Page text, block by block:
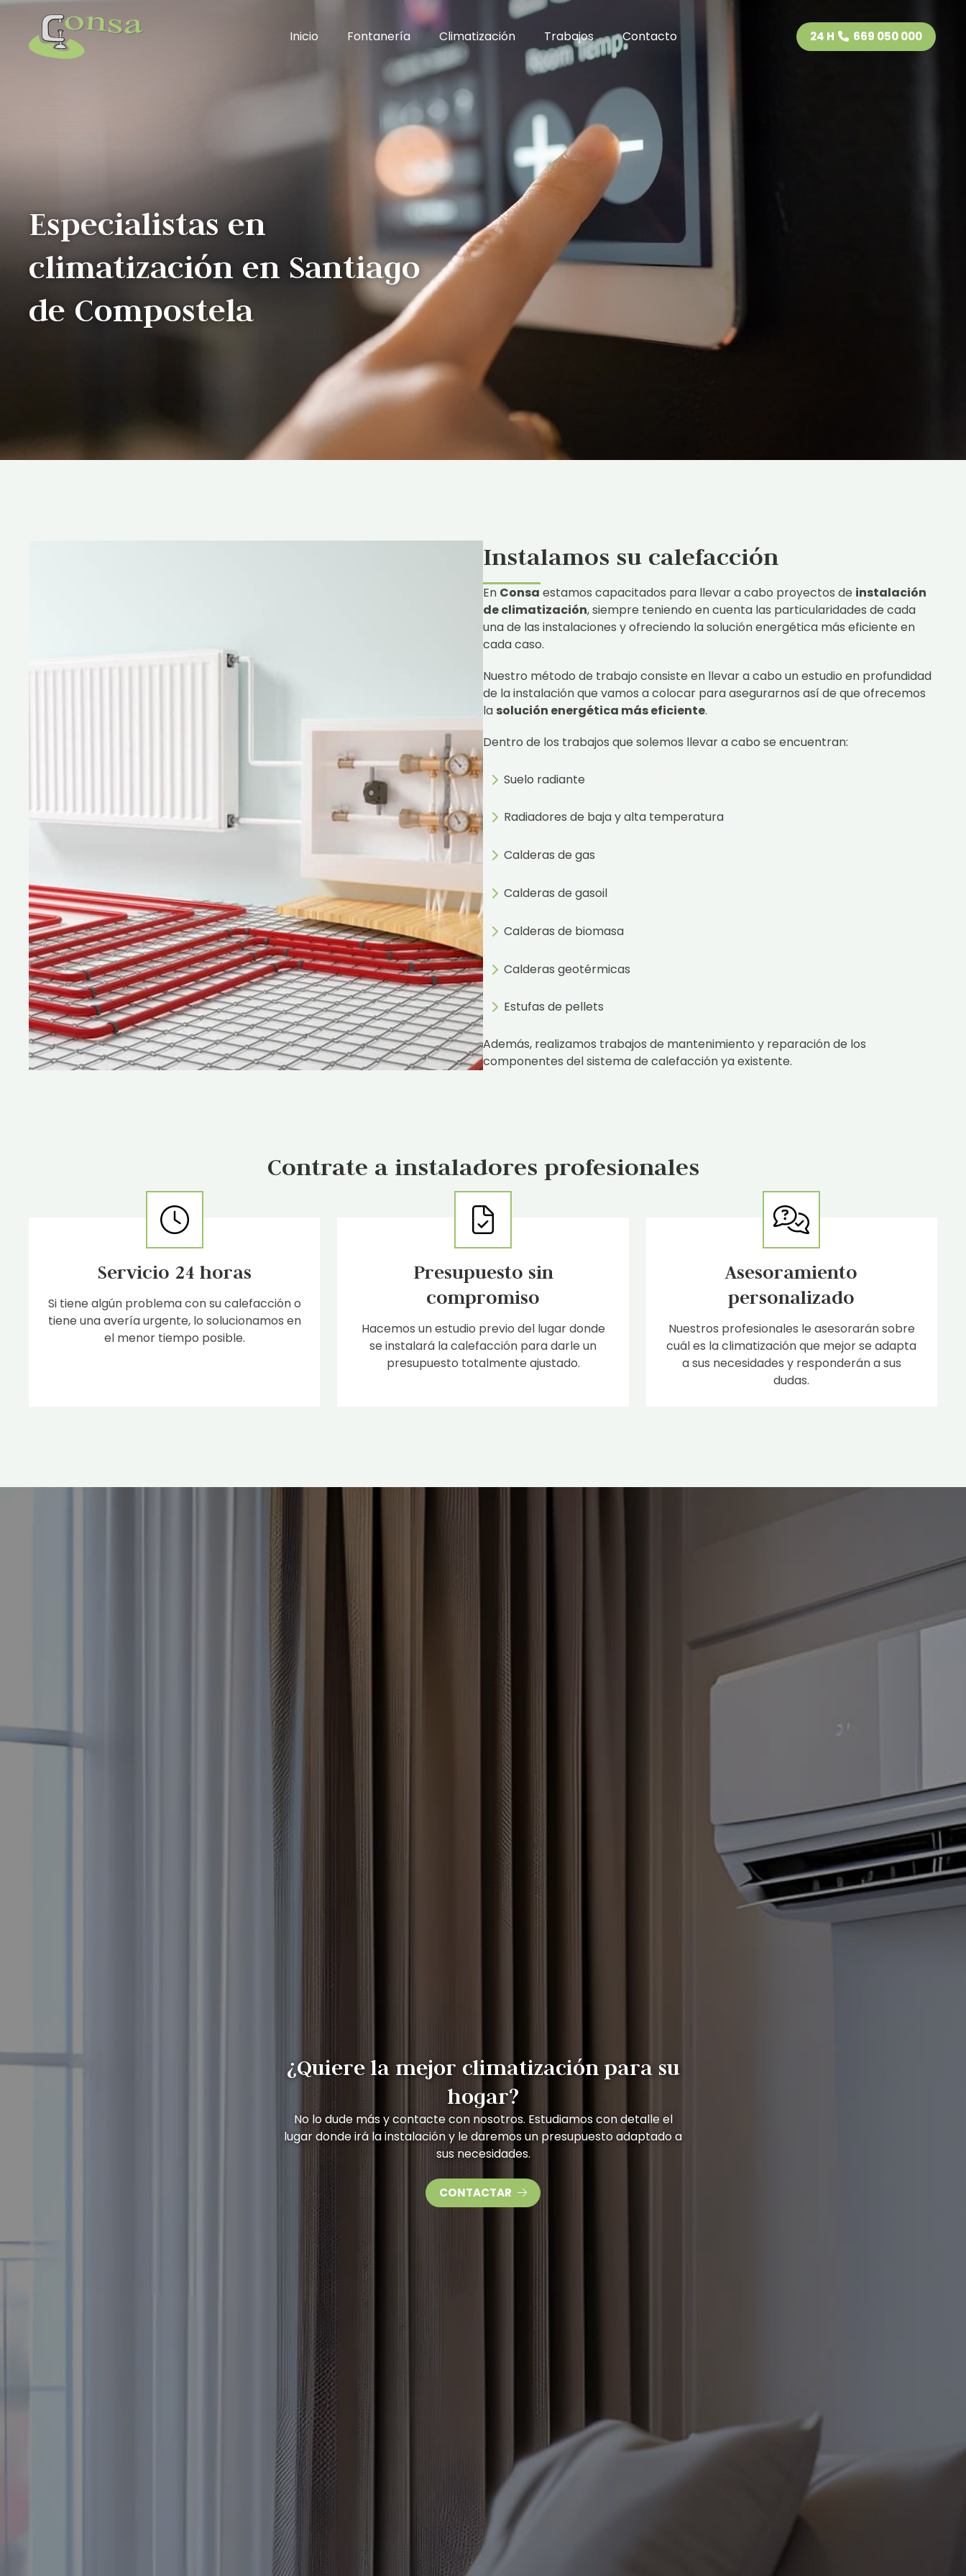
Inicio Fontanería Climatización Trabajos Contacto 24 H 669 050 000
Especialistas en
climatización en Santiago
de Compostela
Instalamos su calefacción
En Consa estamos capacitados para llevar a cabo proyectos de instalación
de climatización, siempre teniendo en cuenta las particularidades de cada
una de las instalaciones y ofreciendo la solución energética más eficiente en
cada caso.
Nuestro método de trabajo consiste en llevar a cabo un estudio en profundidad
de la instalación que vamos a colocar para asegurarnos así de que ofrecemos
la solución energética más eficiente.
Dentro de los trabajos que solemos llevar a cabo se encuentran:
Suelo radiante
Radiadores de baja y alta temperatura
Calderas de gas
Calderas de gasoil
Calderas de biomasa
Calderas geotérmicas
Estufas de pellets
Además, realizamos trabajos de mantenimiento y reparación de los
componentes del sistema de calefacción ya existente.
Contrate a instaladores profesionales
Servicio 24 horas
Si tiene algún problema con su calefacción o
tiene una avería urgente, lo solucionamos en
el menor tiempo posible.
Presupuesto sin
compromiso
Hacemos un estudio previo del lugar donde
se instalará la calefacción para darle un
presupuesto totalmente ajustado.
Asesoramiento
personalizado
Nuestros profesionales le asesorarán sobre
cuál es la climatización que mejor se adapta
a sus necesidades y responderán a sus
dudas.
¿Quiere la mejor climatización para su
hogar?
No lo dude más y contacte con nosotros. Estudiamos con detalle el
lugar donde irá la instalación y le daremos un presupuesto adaptado a
sus necesidades.
CONTACTAR